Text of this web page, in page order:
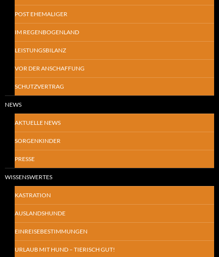
POST EHEMALIGER
IM REGENBOGENLAND
LEISTUNGSBILANZ
VOR DER ANSCHAFFUNG
SCHUTZVERTRAG
NEWS
AKTUELLE NEWS
SORGENKINDER
PRESSE
WISSENSWERTES
KASTRATION
AUSLANDSHUNDE
EINREISEBESTIMMUNGEN
URLAUB MIT HUND – TIERISCH GUT!